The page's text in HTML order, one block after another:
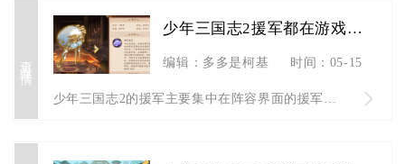
查看详情
少年三国志2援军都在游戏中的哪些地方呢
编辑：多多是柯基 时间：05-15